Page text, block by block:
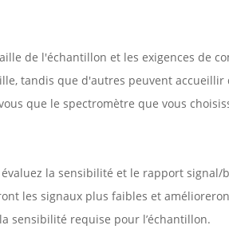
de l'échantillon et les exigences de
tandis que d'autres peuvent
que le spectromètre que vous
évaluez la sensibilité et le rapport signal/
les signaux plus faibles et
sensibilité requise pour l’échantillon.